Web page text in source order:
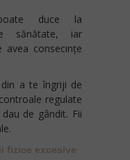
duce la
sănătate, iar
avea consecințe
a te îngriji de
regulate
de gândit. Fii
fizice excesive